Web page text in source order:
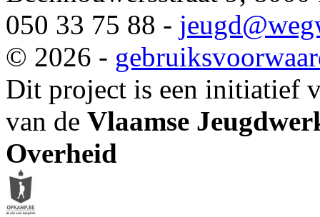
050 33 75 88 - jeugd
© 2026 -
Dit project is een initiatief
van de Vlaamse
Overheid